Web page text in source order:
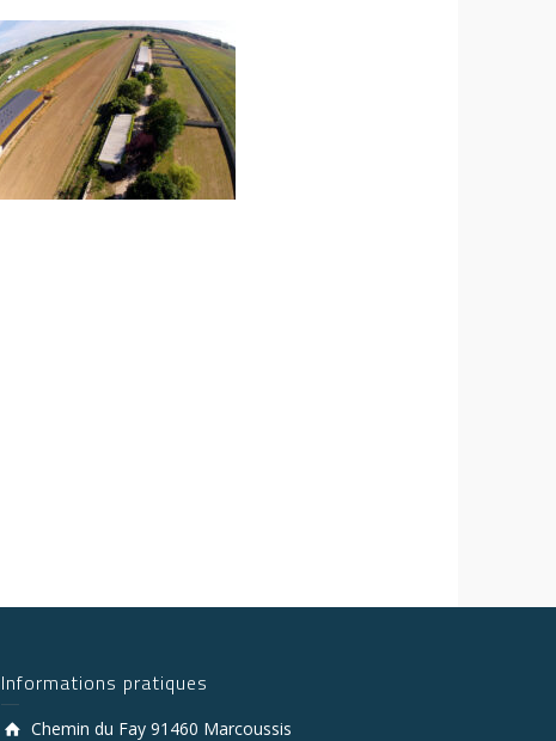
Informations pratiques
Chemin du Fay 91460 Marcoussis